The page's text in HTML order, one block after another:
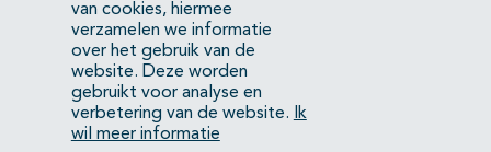
(088) 505 34 34
info@richtlijnendatabase.nl
YouTubeLinkedIn
van cookies, hiermee
verzamelen we informatie
over het gebruik van de
website. Deze worden
gebruikt voor analyse en
verbetering van de website.
Ik
wil meer informatie